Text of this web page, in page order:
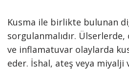
Kusma ile birlikte bulunan
sorgulanmalıdır.
ve inflamatuvar olaylarda
eder. İshal, ateş veya miyalji